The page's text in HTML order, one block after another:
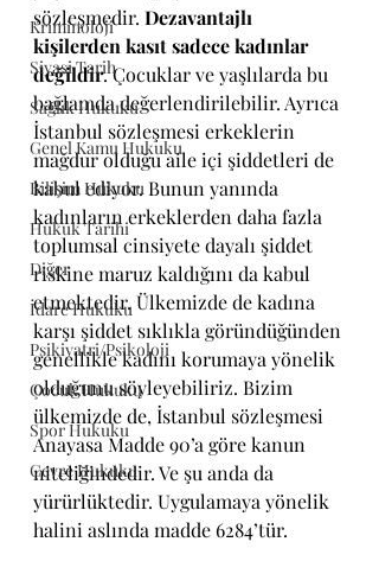
Kriminoloji
Siyasi Tarih
Sağlık Hukuku
Genel Kamu Hukuku
Bilişim Hukuku
Hukuk Tarihi
Diğer
İdare Hukuku
Psikiyatri/Psikoloji
Çocuk Hukuku
Spor Hukuku
Çevre Hukuku
sözleşmedir. Dezavantajlı
kişilerden kasıt sadece kadınlar
değildir. Çocuklar ve yaşlılarda bu
bağlamda değerlendirilebilir. Ayrıca
İstanbul sözleşmesi erkeklerin
mağdur olduğu aile içi şiddetleri de
kabul ediyor. Bunun yanında
kadınların erkeklerden daha fazla
toplumsal cinsiyete dayalı şiddet
riskine maruz kaldığını da kabul
etmektedir. Ülkemizde de kadına
karşı şiddet sıklıkla göründüğünden
genellikle kadını korumaya yönelik
olduğunu söyleyebiliriz. Bizim
ülkemizde de, İstanbul sözleşmesi
Anayasa Madde 90’a göre kanun
niteliğindedir. Ve şu anda da
yürürlüktedir. Uygulamaya yönelik
halini aslında madde 6284’tür.